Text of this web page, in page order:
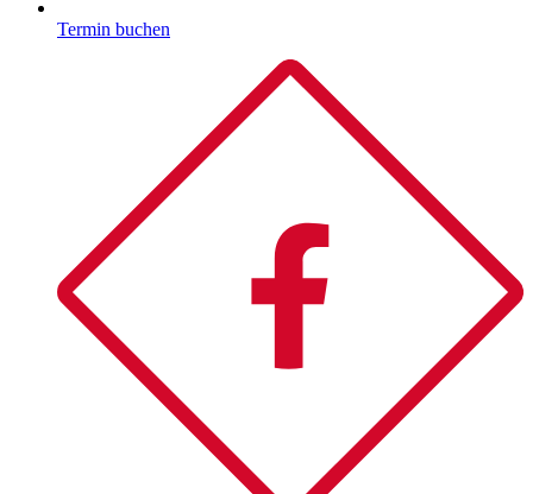
Termin buchen